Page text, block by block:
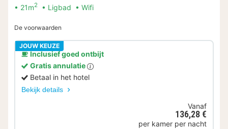
21m2 Ligbad Wifi
De voorwaarden
JOUW KEUZE
Inclusief goed ontbijt
Gratis annulatie
Betaal in het hotel
Bekijk details
Vanaf
136,28 €
per kamer per nacht